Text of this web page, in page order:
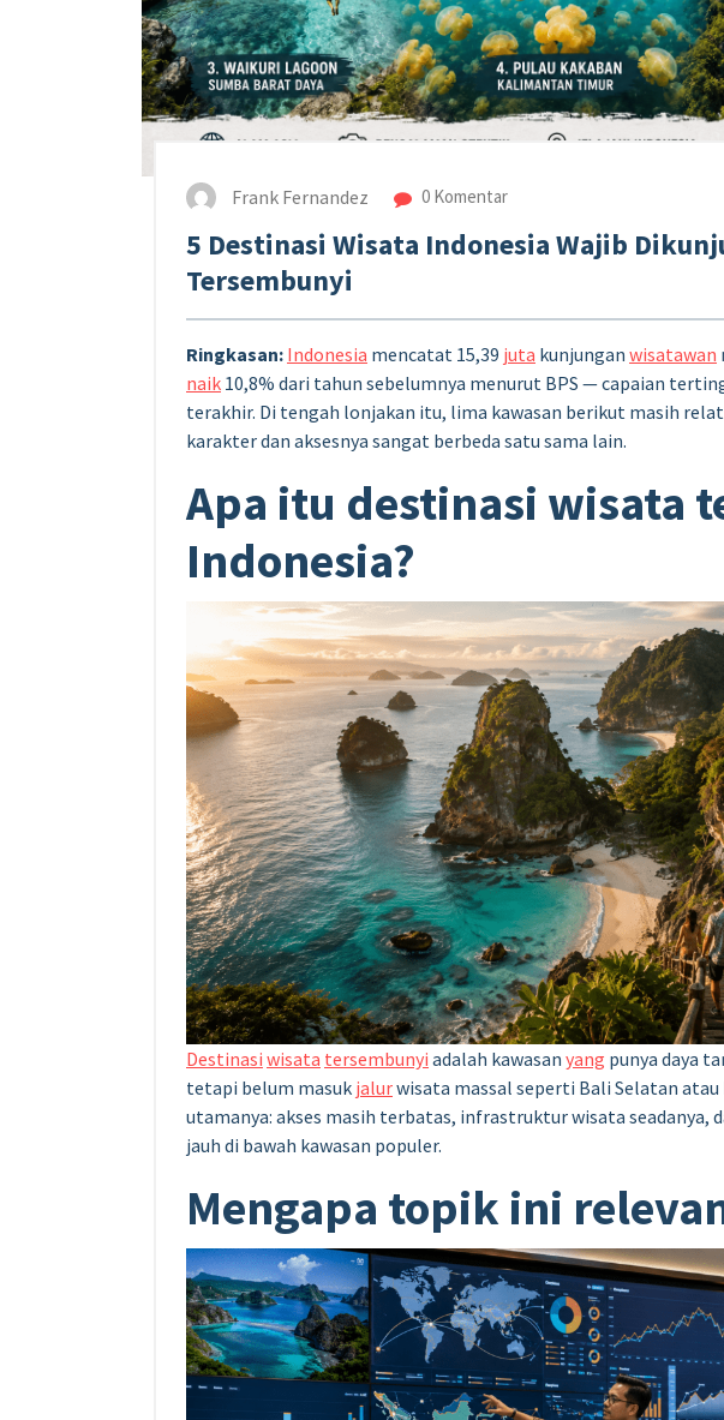
Frank Fernandez 0 Komentar
5 Destinasi Wisata Indonesia Wajib
Tersembunyi
Ringkasan: Indonesia mencatat 15,39 juta kunjungan wisatawan
naik 10,8% dari tahun sebelumnya menurut BPS — capaian
terakhir. Di tengah lonjakan itu, lima kawasan berikut masih
karakter dan aksesnya sangat berbeda satu sama lain.
Apa itu destinasi wisata
Indonesia?
Destinasi wisata tersembunyi adalah kawasan yang punya daya
tetapi belum masuk jalurwisata massal seperti Bali Selatan atau
utamanya: akses masih terbatas, infrastruktur wisata seadanya,
jauh di bawah kawasan populer.
Mengapa topik ini